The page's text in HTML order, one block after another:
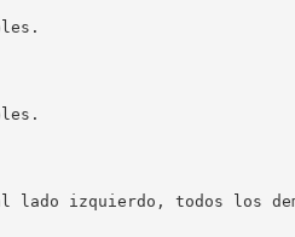
lado izquierdo, todos los